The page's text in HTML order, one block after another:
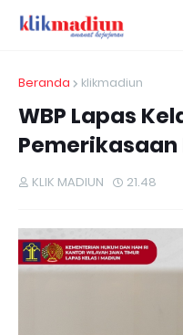
Beranda klikmadiun
WBP Lapas
KLIK MADIUN 21.48